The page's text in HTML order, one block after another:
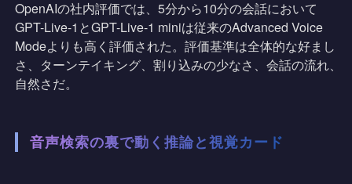
OpenAIの社内評価では、5分から10分の会話において
GPT-Live-1とGPT-Live-1 miniは従来のAdvanced Voice
Modeよりも高く評価された。評価基準は全体的な好まし
さ、ターンテイキング、割り込みの少なさ、会話の流れ、
自然さだ。
音声検索の裏で動く推論と視覚カード